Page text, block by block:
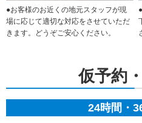
●お客様のお近くの地元スタッフが現
場に応じて適切な対応をさせていただ
きます。どうぞご安心ください。
仮予約
24時間・